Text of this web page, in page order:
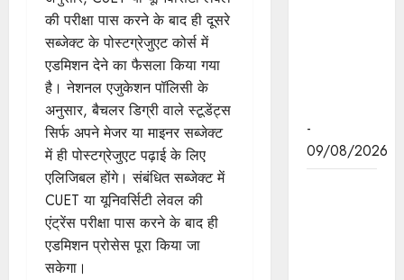
की परीक्षा पास करने के बाद ही दूसरे
सब्जेक्ट के पोस्टग्रेजुएट कोर्स में
एडमिशन देने का फैसला किया गया
है। नेशनल एजुकेशन पॉलिसी के
अनुसार, बैचलर डिग्री वाले स्टूडेंट्स
सिर्फ अपने मेजर या माइनर सब्जेक्ट
में ही पोस्टग्रेजुएट पढ़ाई के लिए
एलिजिबल होंगे। संबंधित सब्जेक्ट में
CUET या यूनिवर्सिटी लेवल की
एंट्रेंस परीक्षा पास करने के बाद ही
एडमिशन प्रोसेस पूरा किया जा
सकेगा।
-
09/08/2026